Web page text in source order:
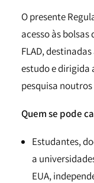
O presente
acesso às
FLAD,
estudo e dirigida
pesquisa
Quem se pode
Estudantes,
a
EUA,